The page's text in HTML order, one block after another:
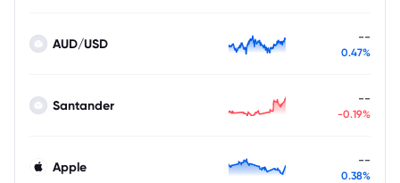
AUD/USD --
0.47%
Santander --
-0.19%
Apple --
0.38%